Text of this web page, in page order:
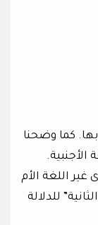
كما وضحنا
اللغة الأم
للدلالة